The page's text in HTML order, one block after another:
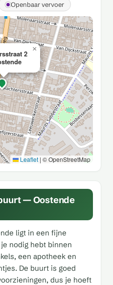
Openbaar vervoer
2
×
Leaflet | © OpenStreetMap
— Oostende
ligt in een fijne
nodig hebt binnen
een apotheek en
De buurt is goed
dus je hoeft